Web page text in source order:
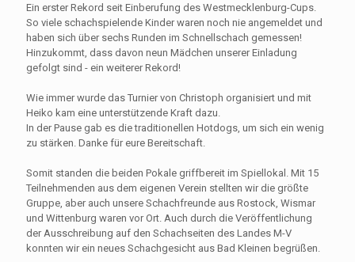
Ein erster Rekord seit Einberufung des Westmecklenburg-Cups.
So viele schachspielende Kinder waren noch nie angemeldet und
haben sich über sechs Runden im Schnellschach gemessen!
Hinzukommt, dass davon neun Mädchen unserer Einladung
gefolgt sind - ein weiterer Rekord!
Wie immer wurde das Turnier von Christoph organisiert und mit
Heiko kam eine unterstützende Kraft dazu.
In der Pause gab es die traditionellen Hotdogs, um sich ein wenig
zu stärken. Danke für eure Bereitschaft.
Somit standen die beiden Pokale griffbereit im Spiellokal. Mit 15
Teilnehmenden aus dem eigenen Verein stellten wir die größte
Gruppe, aber auch unsere Schachfreunde aus Rostock, Wismar
und Wittenburg waren vor Ort. Auch durch die Veröffentlichung
der Ausschreibung auf den Schachseiten des Landes M-V
konnten wir ein neues Schachgesicht aus Bad Kleinen begrüßen.